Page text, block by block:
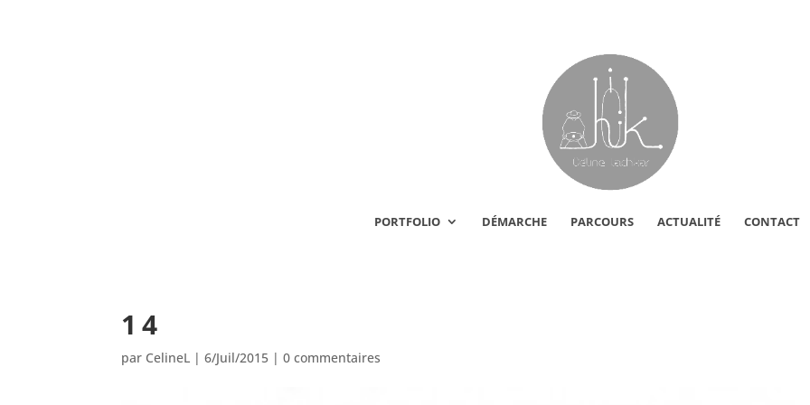
PORTFOLIO DÉMARCHE PARCOURS ACTUALITÉ CONTACT
14
par CelineL |6/Juil/2015 |0 commentaires